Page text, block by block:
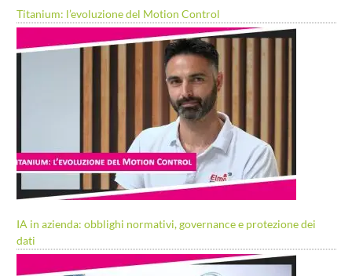
Titanium: l’evoluzione del Motion Control
IA in azienda: obblighi normativi, governance e protezione dei
dati